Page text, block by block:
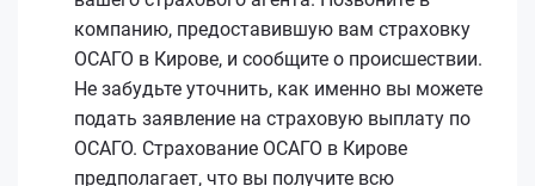
компанию, предоставившую вам страховку
ОСАГО в Кирове, и сообщите о происшествии.
Не забудьте уточнить, как именно вы можете
подать заявление на страховую выплату по
ОСАГО. Страхование ОСАГО в Кирове
предполагает, что вы получите всю